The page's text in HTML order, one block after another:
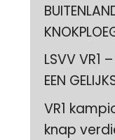
LSVV VR1
EEN
VR1
knap